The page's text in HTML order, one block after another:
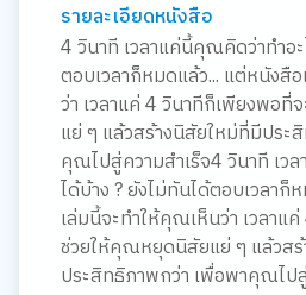
รายละเอียดหนังสือ
4 วินาที เวลาแค่นี้คุณคิดว่าทำอะ
ตอบเวลาก็หมดแล้ว... แต่หนังสื
ว่า เวลาแค่ 4 วินาทีก็เพียงพอ
แย่ ๆ แล้วสร้างนิสัยใหม่ที่มีประ
คุณไปสู่ความสำเร็จ4 วินาที เว
ได้บ้าง ? ยังไม่ทันได้ตอบเวลาก็
เล่มนี้จะทำให้คุณเห็นว่า เวลาแ
ช่วยให้คุณหยุดนิสัยแย่ ๆ แล้วส
ประสิทธิภาพกว่า เพื่อพาคุณไป